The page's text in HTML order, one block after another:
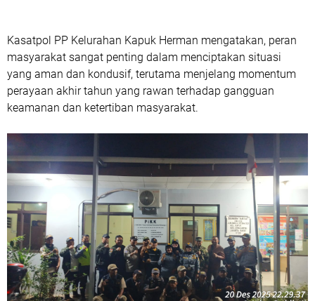
Kasatpol PP Kelurahan Kapuk Herman mengatakan, peran
masyarakat sangat penting dalam menciptakan situasi
yang aman dan kondusif, terutama menjelang momentum
perayaan akhir tahun yang rawan terhadap gangguan
keamanan dan ketertiban masyarakat.